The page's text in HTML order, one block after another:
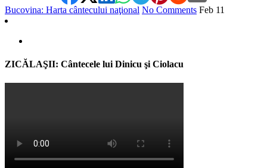
Bucovina: Harta cântecului naţional No Comments Feb 11
ZICĂLAŞII: Cântecele lui Dinicu şi Ciolacu